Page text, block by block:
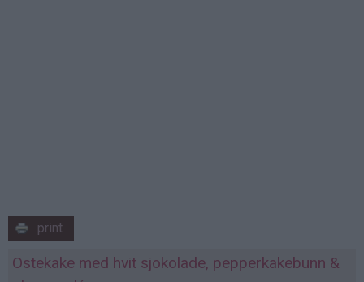
print
Ostekake med hvit sjokolade, pepperkakebunn &